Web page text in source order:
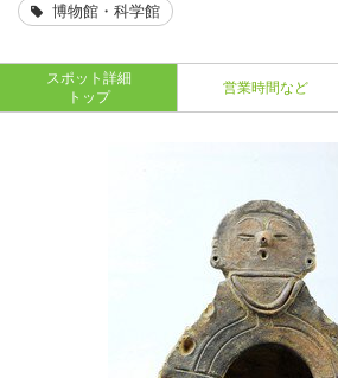
博物館・科学館
スポット詳細
トップ
営業時間など